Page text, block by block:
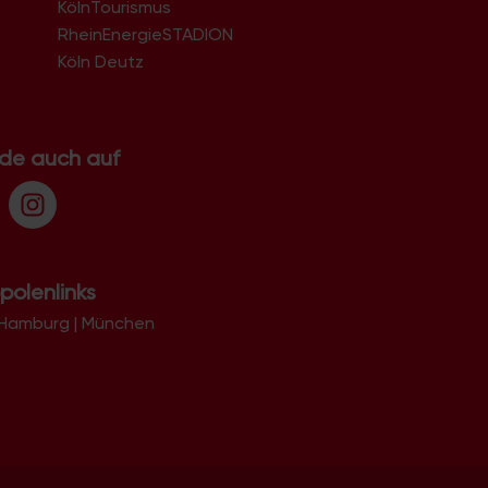
51069
51103
51107
51147
KölnTourismus
RheinEnergieSTADION
Köln Deutz
auch auf
| München